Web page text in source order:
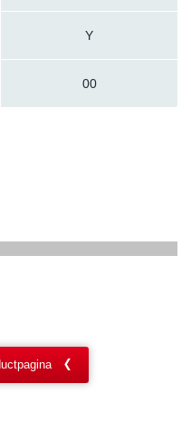
Y
00